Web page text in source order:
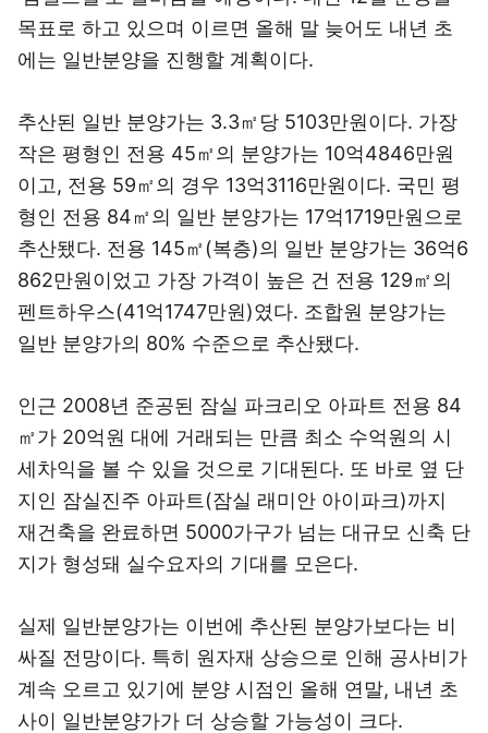
목표로 하고 있으며 이르면 올해 말 늦어도 내년 초
에는 일반분양을 진행할 계획이다.
추산된 일반 분양가는 3.3㎡당 5103만원이다. 가장
작은 평형인 전용 45㎡의 분양가는 10억4846만원
이고, 전용 59㎡의 경우 13억3116만원이다. 국민 평
형인 전용 84㎡의 일반 분양가는 17억1719만원으로
추산됐다. 전용 145㎡(복층)의 일반 분양가는 36억6
862만원이었고 가장 가격이 높은 건 전용 129㎡의
펜트하우스(41억1747만원)였다. 조합원 분양가는
일반 분양가의 80% 수준으로 추산됐다.
인근 2008년 준공된 잠실 파크리오 아파트 전용 84
㎡가 20억원 대에 거래되는 만큼 최소 수억원의 시
세차익을 볼 수 있을 것으로 기대된다. 또 바로 옆 단
지인 잠실진주 아파트(잠실 래미안 아이파크)까지
재건축을 완료하면 5000가구가 넘는 대규모 신축 단
지가 형성돼 실수요자의 기대를 모은다.
실제 일반분양가는 이번에 추산된 분양가보다는 비
싸질 전망이다. 특히 원자재 상승으로 인해 공사비가
계속 오르고 있기에 분양 시점인 올해 연말, 내년 초
사이 일반분양가가 더 상승할 가능성이 크다.